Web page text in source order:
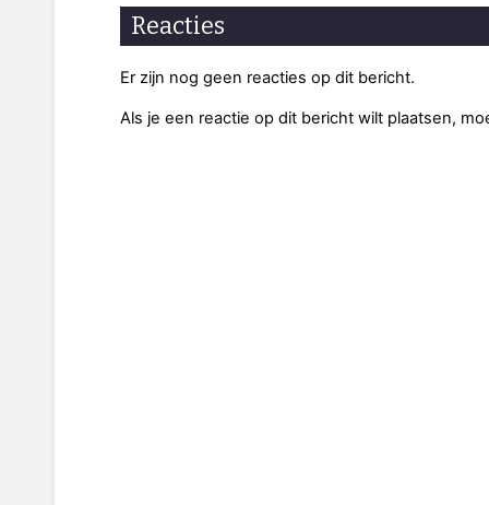
Reacties
Er zijn nog geen reacties op dit bericht.
Als je een reactie op dit bericht wilt plaatsen,